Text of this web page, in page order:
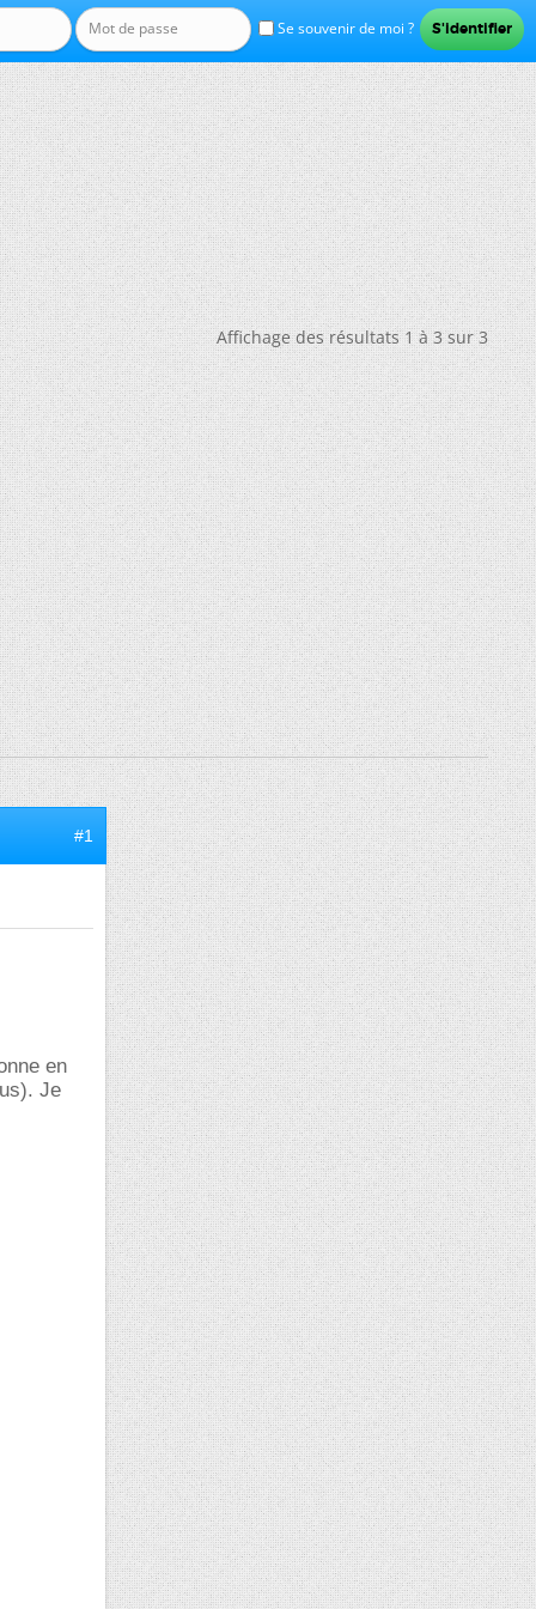
Se souvenir de moi ?
Affichage des résultats 1 à 3 sur 3
#1
en
Je